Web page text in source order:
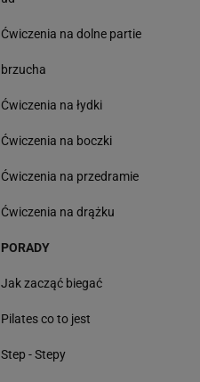
Ćwiczenia na dolne partie
brzucha
Ćwiczenia na łydki
Ćwiczenia na boczki
Ćwiczenia na przedramie
Ćwiczenia na drążku
PORADY
Jak zacząć biegać
Pilates co to jest
Step - Stepy